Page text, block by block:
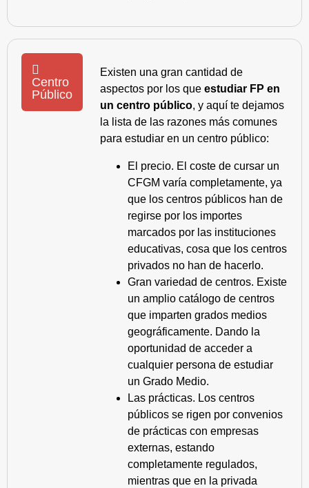
Centro
Público
Existen una gran cantidad de
aspectos por los que estudiar FP en
un centro público, y aquí te dejamos
la lista de las razones más comunes
para estudiar en un centro público:
El precio. El coste de cursar un
CFGM varía completamente, ya
que los centros públicos han de
regirse por los importes
marcados por las instituciones
educativas, cosa que los centros
privados no han de hacerlo.
Gran variedad de centros. Existe
un amplio catálogo de centros
que imparten grados medios
geográficamente. Dando la
oportunidad de acceder a
cualquier persona de estudiar
un Grado Medio.
Las prácticas. Los centros
públicos se rigen por convenios
de prácticas con empresas
externas, estando
completamente regulados,
mientras que en la privada